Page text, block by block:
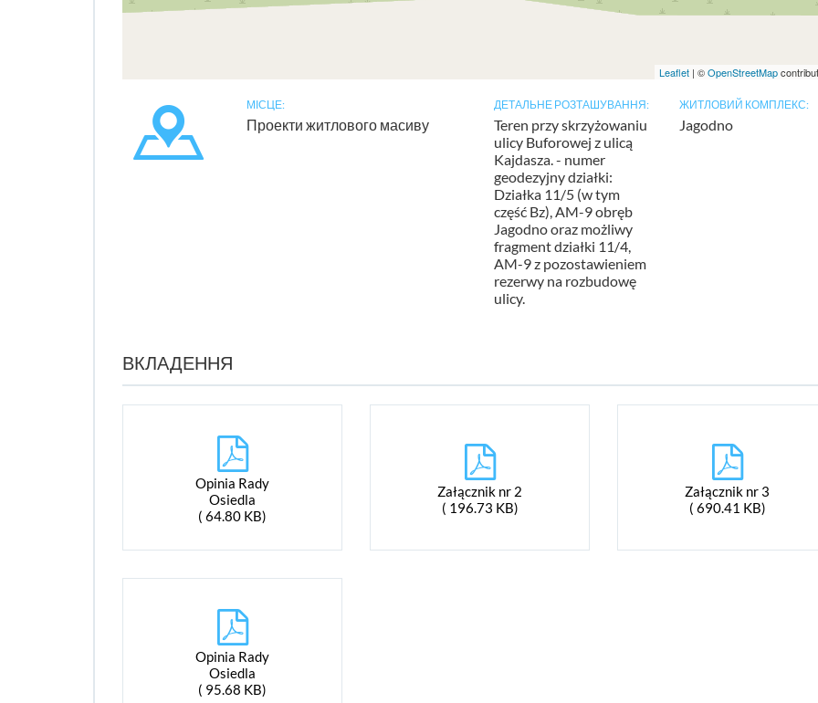
Leaflet| ©OpenStreetMap
МІСЦЕ:
Проекти житлового масиву
ДЕТАЛЬНЕ РОЗТАШУВАННЯ:
Teren przy skrzyżowaniu
ulicy Buforowej z ulicą
Kajdasza. - numer
geodezyjny działki:
Działka 11/5 (w tym
część Bz), AM-9 obręb
Jagodno oraz możliwy
fragment działki 11/4,
AM-9 z pozostawieniem
rezerwy na rozbudowę
ulicy.
ЖИТЛОВИЙ КОМПЛЕКС:
Jagodno
ВКЛАДЕННЯ
Opinia Rady
Osiedla
( 64.80 KB)
Załącznik nr 2
( 196.73 KB)
Załącznik nr 3
( 690.41 KB)
Opinia Rady
Osiedla
( 95.68 KB)